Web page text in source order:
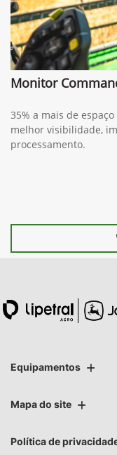
Monitor
35% a mais de
melhor visibilidade,
processamento.
Equipamentos
Mapa do site
Política de